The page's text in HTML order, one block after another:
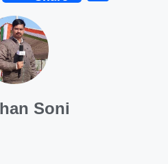
h
s
A
p
p
Soni